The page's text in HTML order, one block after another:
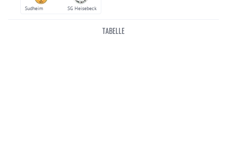
Sudheim SG Heisebeck
TABELLE